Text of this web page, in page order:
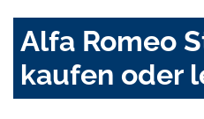
Alfa Romeo
kaufen oder